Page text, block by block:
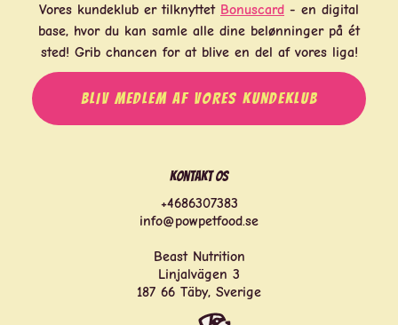
Vores kundeklub er tilknyttet Bonuscard - en digital
base, hvor du kan samle alle dine belønninger på ét
sted! Grib chancen for at blive en del af vores liga!
BLIV MEDLEM AF VORES KUNDEKLUB
Kontakt os
+4686307383
info@powpetfood.se
Beast Nutrition
Linjalvägen 3
187 66 Täby, Sverige